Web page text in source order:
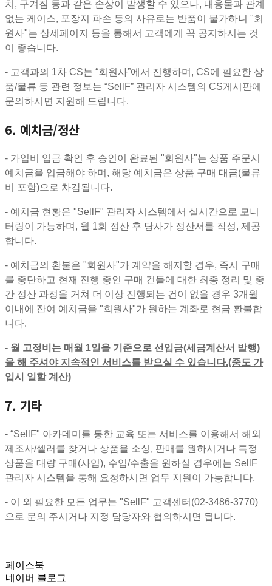
치, 구겨짐 등과 같은 손상이 발생할 수 있으나, 내용물과 관계
없는 케이스, 포장지 파손 등의 사유로는 반품이 불가하니 "회
원사"는 상세페이지 등을 통해서 고객에게 꼭 공지하시는 것
이 좋습니다.
- 고객과의 1차 CS는 “회원사”에서 진행하며, CS에 필요한 상
품/물류 등 관련 정보는 “SellF” 관리자 시스템의 CS게시판에
문의하시면 지원해 드립니다.
6. 예치금/정산
- 가입비 입금 확인 후 승인이 완료된 "회원사"는 상품 주문시
예치금을 입금해야 하며, 해당 예치금은 상품 구매 대금(물류
비 포함)으로 차감됩니다.
- 예치금 현황은 "SellF" 관리자 시스템에서 실시간으로 모니
터링이 가능하며, 월 1회 정산 후 당사가 정산서를 작성, 제공
합니다.
- 예치금의 환불은 "회원사"가 계약을 해지할 경우, 즉시 구매
를 중단하고 현재 진행 중인 구매 건들에 대한 최종 정리 및 중
간 정산 과정을 거쳐 더 이상 진행되는 건이 없을 경우 3개월
이내에 잔여 예치금을 "회원사"가 원하는 계좌로 현금 환불합
니다.
- 월 고정비는 매월 1일을 기준으로 선입금(세금계산서 발행)
을 해 주셔야 지속적인 서비스를 받으실 수 있습니다.(중도 가
입시 일할 계산)
7. 기타
- “SellF" 아카데미를 통한 교육 또는 서비스를 이용해서 해외
제조사/셀러를 찾거나 상품을 소싱, 판매를 원하시거나 특정
상품을 대량 구매(사입), 수입/수출을 원하실 경우에는 SellF
관리자 시스템을 통해 요청하시면 업무 지원이 가능합니다.
- 이 외 필요한 모든 업무는 "SellF" 고객센터(02-3486-3770)
으로 문의 주시거나 지정 담당자와 협의하시면 됩니다.
페이스북
네이버 블로그